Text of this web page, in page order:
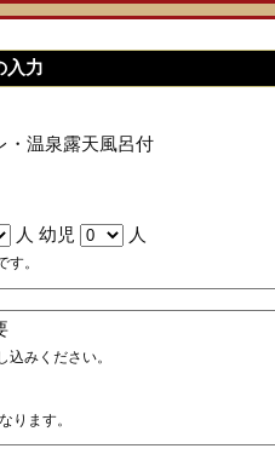
入力
・温泉露天風呂付
人 幼児 人
。
みください。
ります。